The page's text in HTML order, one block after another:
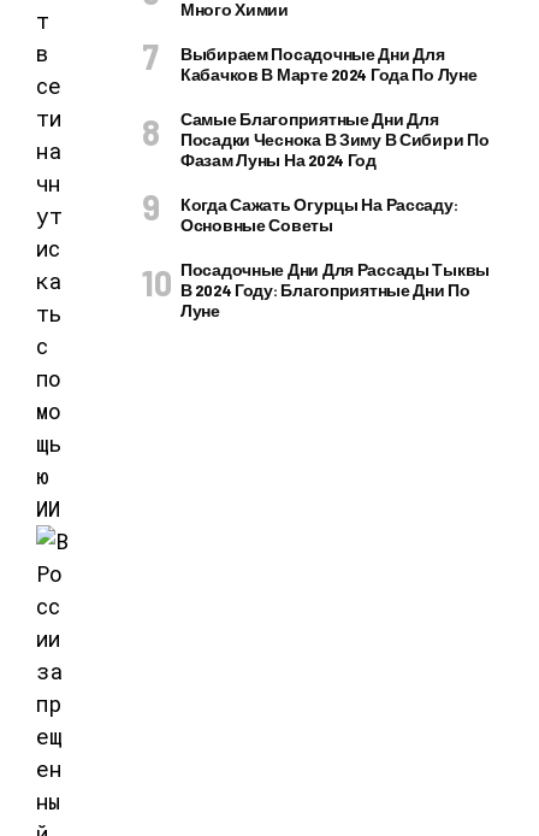
Много Химии
Выбираем Посадочные Дни Для
Кабачков В Марте 2024 Года По Луне
Самые Благоприятные Дни Для
Посадки Чеснока В Зиму В Сибири По
Фазам Луны На 2024 Год
Когда Сажать Огурцы На Рассаду:
Основные Советы
Посадочные Дни Для Рассады Тыквы
В 2024 Году: Благоприятные Дни По
Луне